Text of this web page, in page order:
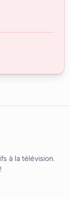
à la télévision.